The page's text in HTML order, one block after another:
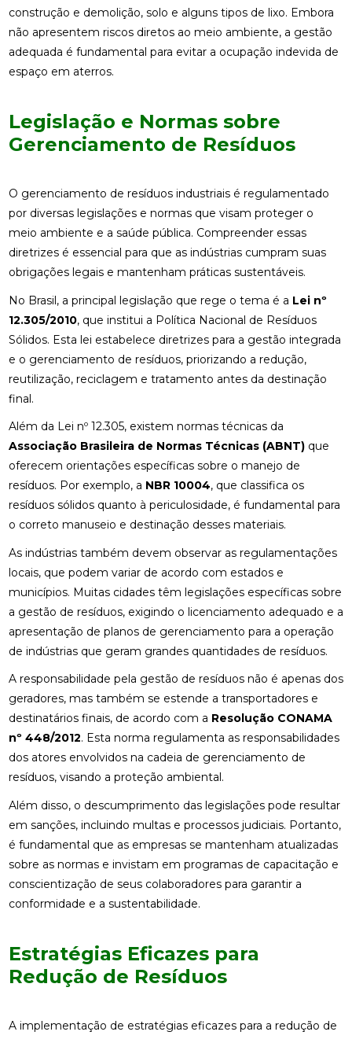
construção e demolição, solo e alguns tipos de lixo. Embora
não apresentem riscos diretos ao meio ambiente, a gestão
adequada é fundamental para evitar a ocupação indevida de
espaço em aterros.
Legislação e Normas sobre
Gerenciamento de Resíduos
O gerenciamento de resíduos industriais é regulamentado
por diversas legislações e normas que visam proteger o
meio ambiente e a saúde pública. Compreender essas
diretrizes é essencial para que as indústrias cumpram suas
obrigações legais e mantenham práticas sustentáveis.
No Brasil, a principal legislação que rege o tema é a Lei nº
12.305/2010, que institui a Política Nacional de Resíduos
Sólidos. Esta lei estabelece diretrizes para a gestão integrada
e o gerenciamento de resíduos, priorizando a redução,
reutilização, reciclagem e tratamento antes da destinação
final.
Além da Lei nº 12.305, existem normas técnicas da
Associação Brasileira de Normas Técnicas (ABNT)que
oferecem orientações específicas sobre o manejo de
resíduos. Por exemplo, a NBR 10004, que classifica os
resíduos sólidos quanto à periculosidade, é fundamental para
o correto manuseio e destinação desses materiais.
As indústrias também devem observar as regulamentações
locais, que podem variar de acordo com estados e
municípios. Muitas cidades têm legislações específicas sobre
a gestão de resíduos, exigindo o licenciamento adequado e a
apresentação de planos de gerenciamento para a operação
de indústrias que geram grandes quantidades de resíduos.
A responsabilidade pela gestão de resíduos não é apenas dos
geradores, mas também se estende a transportadores e
destinatários finais, de acordo com a Resolução CONAMA
nº 448/2012. Esta norma regulamenta as responsabilidades
dos atores envolvidos na cadeia de gerenciamento de
resíduos, visando a proteção ambiental.
Além disso, o descumprimento das legislações pode resultar
em sanções, incluindo multas e processos judiciais. Portanto,
é fundamental que as empresas se mantenham atualizadas
sobre as normas e invistam em programas de capacitação e
conscientização de seus colaboradores para garantir a
conformidade e a sustentabilidade.
Estratégias Eficazes para
Redução de Resíduos
A implementação de estratégias eficazes para a redução de